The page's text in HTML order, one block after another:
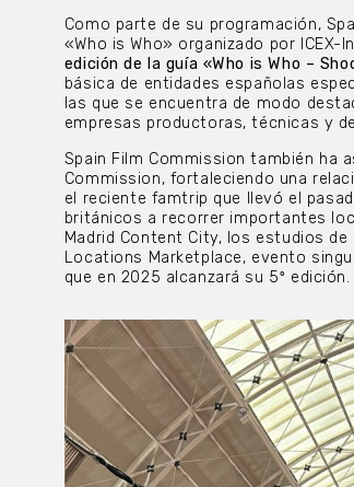
Como parte de su programación,
«Who is Who» organizado por ICEX-
edición de la guía «Who is Who –
básica de entidades españolas
las que se encuentra de modo
empresas productoras, técnicas y
Spain Film Commission también ha
Commission, fortaleciendo una
el reciente famtrip que llevó el
británicos a recorrer importantes
Madrid Content City, los estudios
Locations Marketplace, evento
que en 2025 alcanzará su 5º edición.